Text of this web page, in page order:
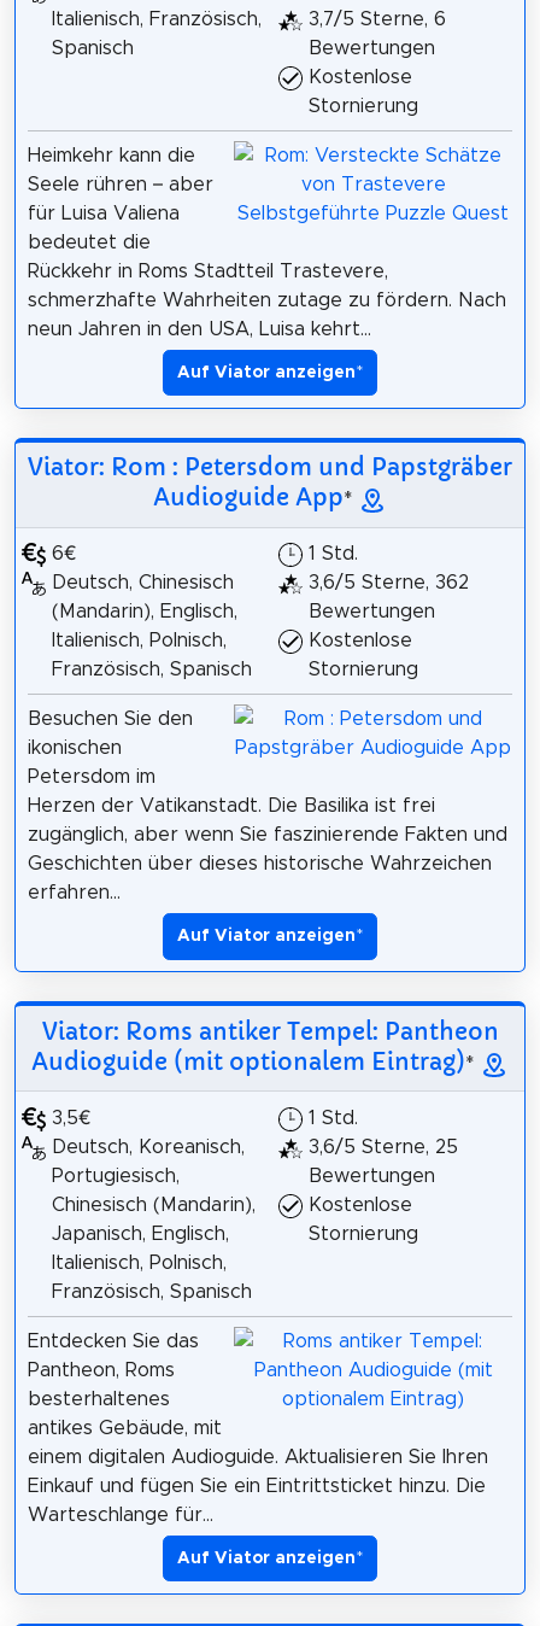
Italienisch, Französisch,
Spanisch
3,7/5 Sterne, 6
Bewertungen
Kostenlose
Stornierung
Heimkehr kann die
Seele rühren – aber
für Luisa Valiena
bedeutet die
Rückkehr in Roms Stadtteil Trastevere,
schmerzhafte Wahrheiten zutage zu fördern. Nach
neun Jahren in den USA, Luisa kehrt...
Auf Viator anzeigen*
Viator: Rom : Petersdom und Papstgräber
Audioguide App*
6€
Deutsch, Chinesisch
(Mandarin), Englisch,
Italienisch, Polnisch,
Französisch, Spanisch
1 Std.
3,6/5 Sterne, 362
Bewertungen
Kostenlose
Stornierung
Besuchen Sie den
ikonischen
Petersdom im
Herzen der Vatikanstadt. Die Basilika ist frei
zugänglich, aber wenn Sie faszinierende Fakten und
Geschichten über dieses historische Wahrzeichen
erfahren...
Auf Viator anzeigen*
Viator: Roms antiker Tempel: Pantheon
Audioguide (mit optionalem Eintrag)*
3,5€
Deutsch, Koreanisch,
Portugiesisch,
Chinesisch (Mandarin),
Japanisch, Englisch,
Italienisch, Polnisch,
Französisch, Spanisch
1 Std.
3,6/5 Sterne, 25
Bewertungen
Kostenlose
Stornierung
Entdecken Sie das
Pantheon, Roms
besterhaltenes
antikes Gebäude, mit
einem digitalen Audioguide. Aktualisieren Sie Ihren
Einkauf und fügen Sie ein Eintrittsticket hinzu. Die
Warteschlange für...
Auf Viator anzeigen*